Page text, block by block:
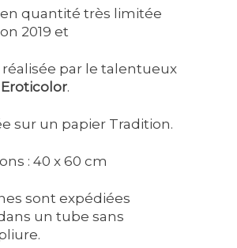
quantité très limitée
2019 et
par le talentueux
.
sur un papier Tradition.
: 40 x 60 cm
sont expédiées
un tube sans